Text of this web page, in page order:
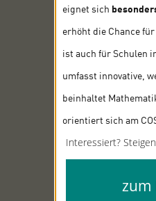
eignet sich
erhöht die Chance
ist auch für Schulen
umfasst innovative,
beinhaltet
orientiert sich am
Interessiert?
zum